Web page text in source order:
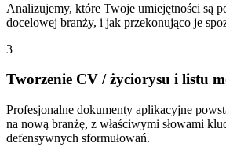
Analizujemy, które Twoje umiejętności są
docelowej branży, i jak przekonująco je
3
Tworzenie CV / życiorysu i listu
Profesjonalne dokumenty aplikacyjne
na nową branżę, z właściwymi słowami
defensywnych sformułowań.